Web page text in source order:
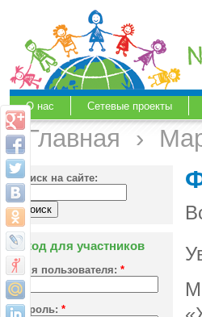
О нас Сетевые проекты
Главная ›
Поиск на сайте:
Вход для участников
Имя пользователя: *
Пароль: *